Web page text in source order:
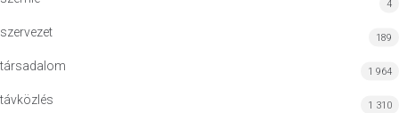
4
szervezet 189
társadalom 1 964
távközlés 1 310